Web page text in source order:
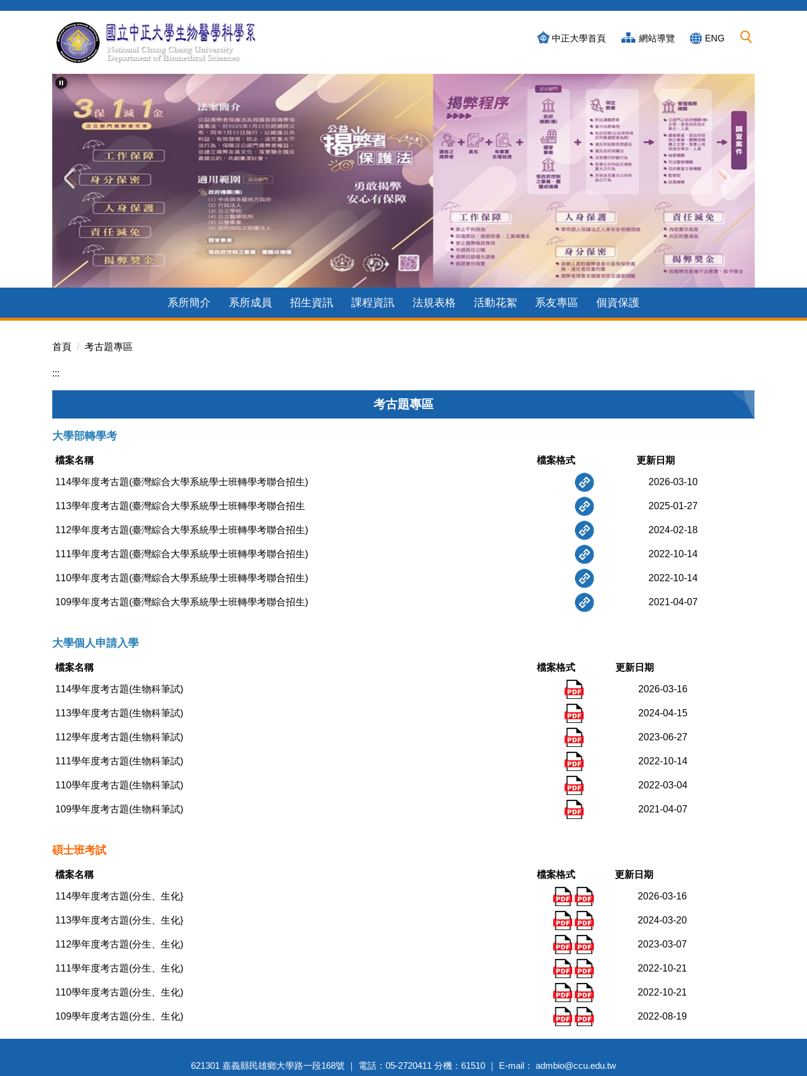
中正大學首頁 網站導覽 ENG
115年度公益揭弊者保護法宣導
系所簡介 系所成員 招生資訊 課程資訊 法規表格 活動花絮 系友專區 個資保護
首頁 考古題專區
:::
考古題專區
大學部轉學考
檔案名稱 檔案格式 更新日期
114學年度考古題(臺灣綜合大學系統學士班轉學考聯合招生) 2026-03-10
113學年度考古題(臺灣綜合大學系統學士班轉學考聯合招生 2025-01-27
112學年度考古題(臺灣綜合大學系統學士班轉學考聯合招生) 2024-02-18
111學年度考古題(臺灣綜合大學系統學士班轉學考聯合招生) 2022-10-14
110學年度考古題(臺灣綜合大學系統學士班轉學考聯合招生) 2022-10-14
109學年度考古題(臺灣綜合大學系統學士班轉學考聯合招生) 2021-04-07
大學個人申請入學
檔案名稱 檔案格式 更新日期
114學年度考古題(生物科筆試) 2026-03-16
113學年度考古題(生物科筆試) 2024-04-15
112學年度考古題(生物科筆試) 2023-06-27
111學年度考古題(生物科筆試) 2022-10-14
110學年度考古題(生物科筆試) 2022-03-04
109學年度考古題(生物科筆試) 2021-04-07
碩士班考試
檔案名稱 檔案格式 更新日期
114學年度考古題(分生、生化} 2026-03-16
113學年度考古題(分生、生化} 2024-03-20
112學年度考古題(分生、生化) 2023-03-07
111學年度考古題(分生、生化) 2022-10-21
110學年度考古題(分生、生化) 2022-10-21
109學年度考古題(分生、生化) 2022-08-19
621301 嘉義縣民雄鄉大學路一段168號 ｜ 電話：05-2720411 分機：61510 ｜ E-mail： admbio@ccu.edu.tw